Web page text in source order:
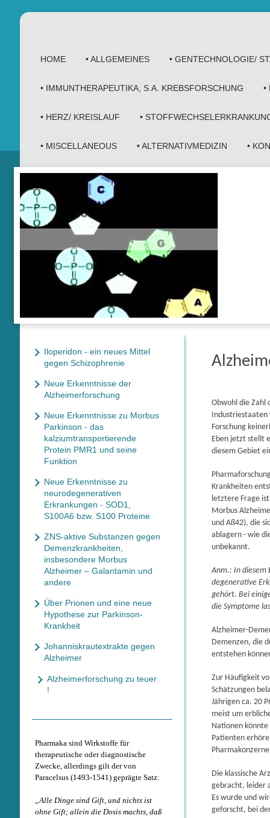
HOME • ALLGEMEINES • GENTECHNOLOGIE/
• IMMUNTHERAPEUTIKA, S.A. KREBSFORSCHUNG •
• HERZ/ KREISLAUF •
• MISCELLANEOUS • ALTERNATIVMEDIZIN •
Obwohl die Zahl
Industriestaaten
Forschung
Eben jetzt stellt
diesem Gebiet
Krankheiten
letztere Frage
Morbus
und Aß42), die
ablagern - wie
unbekannt.
Anm.: In diesem
degenerative
gehört. Bei
die Symptome
Alzheimer-
Demenzen, die
entstehen
Zur Häufigkeit
Schätzungen
Jährigen ca. 20
meist um
Nationen
Patienten
Die klassische
gebracht, leider
Es wurde und
geforscht, bei
Iloperidon - ein neues Mittel
gegen Schizophrenie
Neue Erkenntnisse der
Alzheimerforschung
Neue Erkenntnisse zu Morbus
Parkinson - das
kalziumtransportierende
Protein PMR1 und seine
Funktion
Neue Erkenntnisse zu
neurodegenerativen
Erkrankungen - SOD1,
S100A6 bzw. S100 Proteine
ZNS-aktive Substanzen gegen
Demenzkrankheiten,
insbesondere Morbus
Alzheimer – Galantamin und
andere
Über Prionen und eine neue
Hypothese zur Parkinson-
Krankheit
Johanniskrautextrakte gegen
Alzheimer
Alzheimerforschung zu teuer
!
Pharmaka sind Wirkstoffe für
therapeutische oder diagnostische
Zwecke, allerdings gilt der von
Paracelsus (1493-1541) geprägte Satz:
„Alle Dinge sind Gift, und nichts ist
ohne Gift; allein die Dosis machts, daß